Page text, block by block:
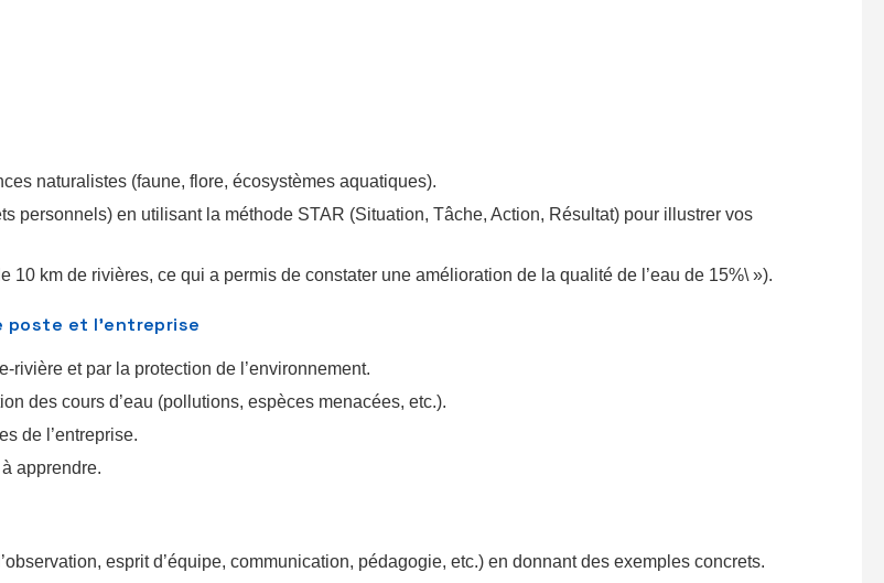
naturalistes (faune, flore, écosystèmes aquatiques).
personnels) en utilisant la méthode STAR (Situation, Tâche, Action, Résultat) pour illustrer vos
10 km de rivières, ce qui a permis de constater une amélioration de la qualité de l’eau de 15%\ »).
et l’entreprise
et par la protection de l’environnement.
des cours d’eau (pollutions, espèces menacées, etc.).
de l’entreprise.
apprendre.
esprit d’équipe, communication, pédagogie, etc.) en donnant des exemples concrets.